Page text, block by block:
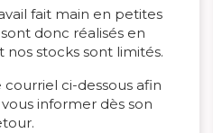
fait main en petites
donc réalisés en
stocks sont limités.
ci-dessous afin
informer dès son